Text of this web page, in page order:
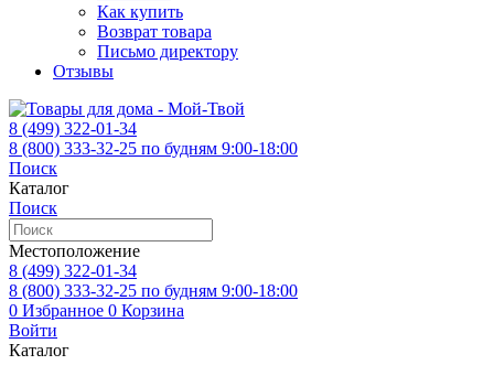
Как купить
Возврат товара
Письмо директору
Отзывы
8 (499) 322-01-34
8 (800) 333-32-25 по будням 9:00-18:00
Поиск
Каталог
Поиск
Местоположение
8 (499) 322-01-34
8 (800) 333-32-25 по будням 9:00-18:00
0 Избранное 0 Корзина
Войти
Каталог